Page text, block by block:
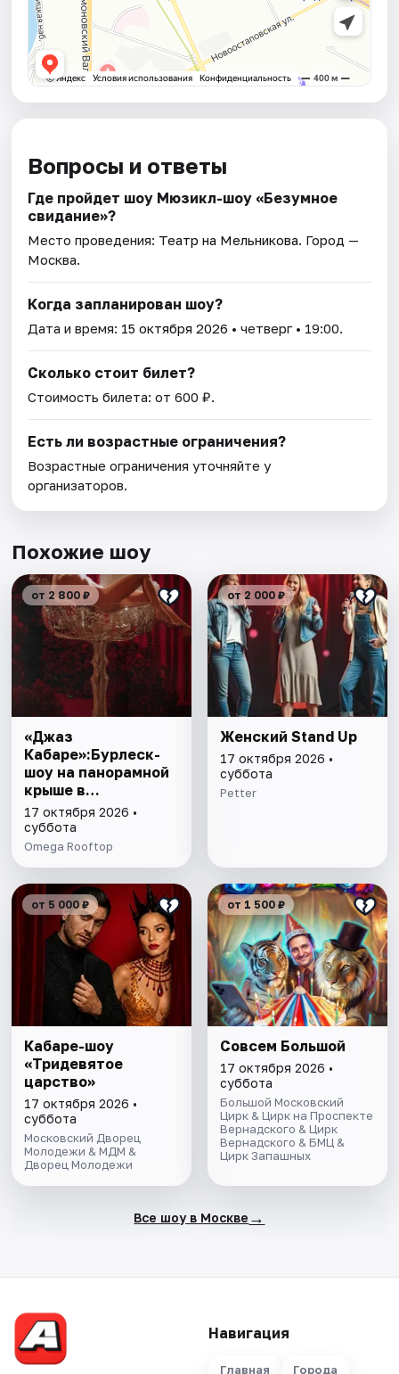
Вопросы и ответы
Где пройдет шоу Мюзикл-шоу «Безумное
свидание»?
Место проведения: Театр на Мельникова. Город —
Москва.
Когда запланирован шоу?
Дата и время: 15 октября 2026 • четверг • 19:00.
Сколько стоит билет?
Стоимость билета: от 600 ₽.
Есть ли возрастные ограничения?
Возрастные ограничения уточняйте у
организаторов.
Похожие шоу
от 2 800 ₽
«Джаз
Кабаре»:Бурлеск-
шоу на панорамной
крыше в
сопровождении
живого джаза! 18+
17 октября 2026 •
суббота
Omega Rooftop
от 2 000 ₽
Женский Stand Up
17 октября 2026 •
суббота
Petter
от 5 000 ₽
Кабаре-шоу
«Тридевятое
царство»
17 октября 2026 •
суббота
Московский Дворец
Молодежи & МДМ &
Дворец Молодежи
от 1 500 ₽
Совсем Большой
17 октября 2026 •
суббота
Большой Московский
Цирк & Цирк на Проспекте
Вернадского & Цирк
Вернадского & БМЦ &
Цирк Запашных
Все шоу в Москве →
Навигация
Главная Города